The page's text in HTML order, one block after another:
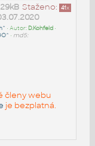
Staženo: 41x
• Autor: D.Kohfeld•
• md5:
členy webu
je bezplatná.